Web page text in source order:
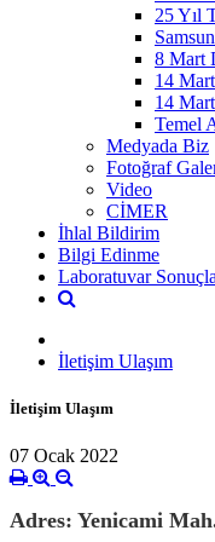
25 Yıl
8 Mart
14 Mart
14
Temel
Medyada Biz
Fotoğraf
Video
CİMER
İhlal Bildirim
Bilgi Edinme
Laboratuvar
İletişim Ulaşım
İletişim Ulaşım
07 Ocak 2022
Adres: Yenicami